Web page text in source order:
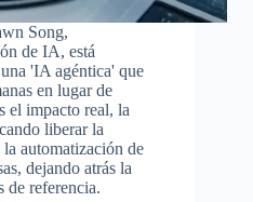
Song,
de IA, está
'IA agéntica' que
en lugar de
el impacto real, la
liberar la
automatización de
dejando atrás la
de referencia.